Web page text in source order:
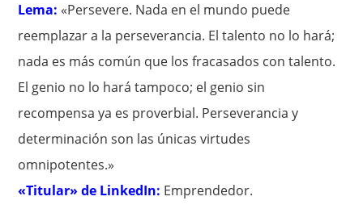
Lema: «Persevere. Nada en el mundo puede
reemplazar a la perseverancia. El talento no lo hará;
nada es más común que los fracasados con talento.
El genio no lo hará tampoco; el genio sin
recompensa ya es proverbial. Perseverancia y
determinación son las únicas virtudes
omnipotentes.»
«Titular» de LinkedIn: Emprendedor.